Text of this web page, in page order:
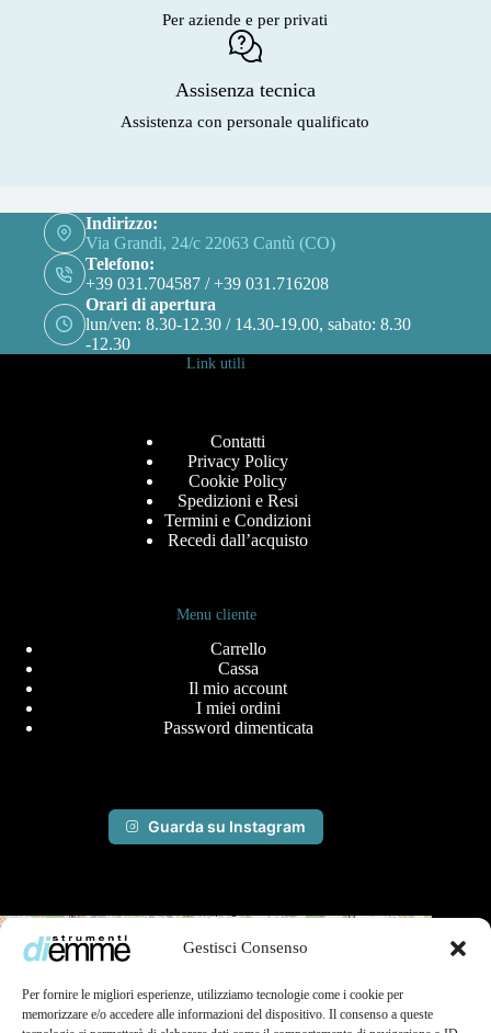
Gestisci Consenso
Per fornire le migliori esperienze, utilizziamo tecnologie come i cookie per
memorizzare e/o accedere alle informazioni del dispositivo. Il consenso a queste
Per aziende e per privati
Assisenza tecnica
Assistenza con personale qualificato
Indirizzo:
Via Grandi, 24/c 22063 Cantù (CO)
Telefono:
+39 031.704587 / +39 031.716208
Orari di apertura
lun/ven: 8.30-12.30 / 14.30-19.00, sabato: 8.30
-12.30
Link utili
Contatti
Privacy Policy
Cookie Policy
Spedizioni e Resi
Termini e Condizioni
Recedi dall’acquisto
Menu cliente
Carrello
Cassa
Il mio account
I miei ordini
Password dimenticata
Guarda su Instagram
+